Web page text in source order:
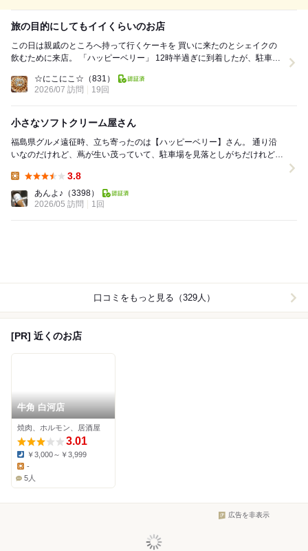
旅の目的にしてもイイくらいのお店
この日は親戚のところへ持って行くケーキを 買いに来たのとシェイクの
飲むために来店。 「ハッピーベリー」 12時半過ぎに到着したが、駐車場
☆にこにこ☆ （831）
2026/07 訪問
19回
小さなソフトクリーム屋さん
福島県グルメ遠征時、立ち寄ったのは【ハッピーベリー】さん。 通り沿
いなのだけれど、蔦が生い茂っていて、駐車場を見落としがちだけれど、
3.8
あんよ♪ （3398）
2026/05 訪問
1回
口コミをもっと見る（329人）
[PR] 近くのお店
牛角 白河店
焼肉、ホルモン、居酒屋
3.01
Dinner:
￥3,000～￥3,999
Lunch:
-
5人
広告を非表示